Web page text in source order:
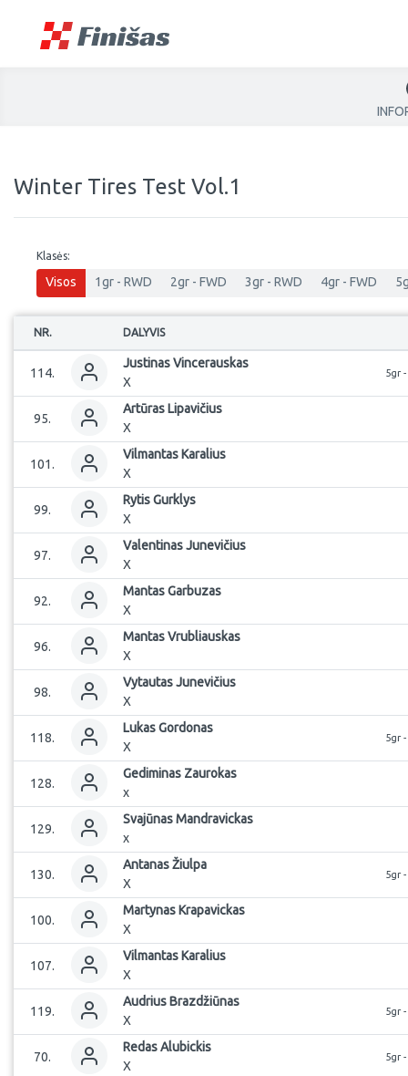
Winter Tires Test Vol.1
Klasės:
Visos 1gr - RWD 2gr - FWD 3gr - RWD 4gr - FWD
NR. DALYVIS
114.
JustinasVincerauskas
X
5gr
95.
Artūras Lipavičius
X
101.
Vilmantas Karalius
X
99.
RytisGurklys
X
97.
ValentinasJunevičius
X
92.
MantasGarbuzas
X
96.
MantasVrubliauskas
X
98.
VytautasJunevičius
X
118.
LukasGordonas
X
5gr
128.
Gediminas Zaurokas
x
129.
SvajūnasMandravickas
x
130.
AntanasŽiulpa
X
5gr
100.
Martynas Krapavickas
X
107.
Vilmantas Karalius
X
119.
AudriusBrazdžiūnas
X
5gr
70.
RedasAlubickis
X
5gr